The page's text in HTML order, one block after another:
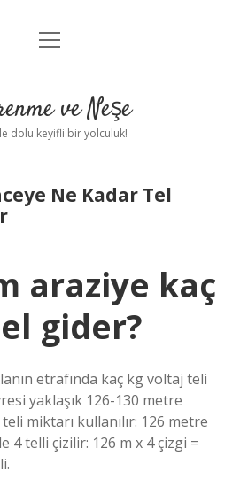
Anasayfa
Yasal Uyarı
menüyü
ve Neşe
dolu keyifli bir yolculuk!
Ne Kadar Tel
araziye kaç
gider?
etrafında kaç kg voltaj teli
yaklaşık 126-130 metre
miktarı kullanılır: 126 metre
4 telli çizilir: 126 m x 4 çizgi =